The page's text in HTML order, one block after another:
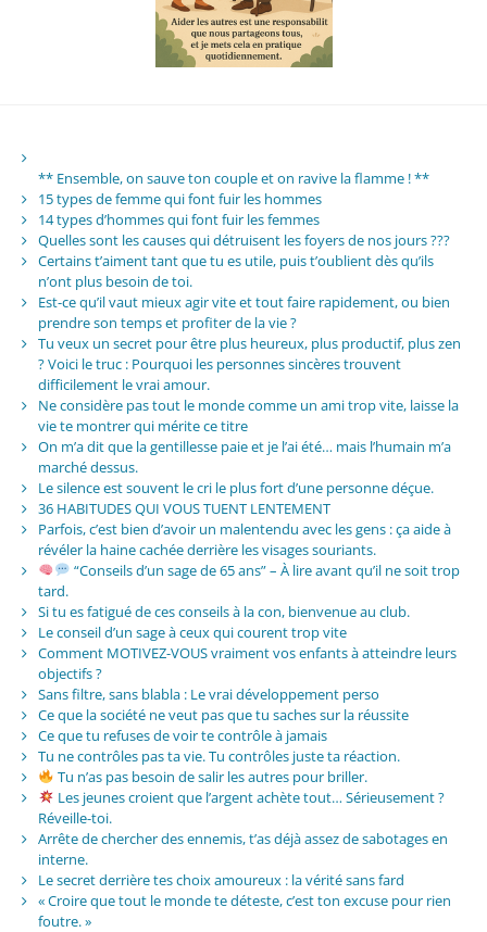
** Ensemble, on sauve ton couple et on ravive la flamme ! **
15 types de femme qui font fuir les hommes
14 types d’hommes qui font fuir les femmes
Quelles sont les causes qui détruisent les foyers de nos jours ???
Certains t’aiment tant que tu es utile, puis t’oublient dès qu’ils
n’ont plus besoin de toi.
Est-ce qu’il vaut mieux agir vite et tout faire rapidement, ou bien
prendre son temps et profiter de la vie ?
Tu veux un secret pour être plus heureux, plus productif, plus zen
? Voici le truc : Pourquoi les personnes sincères trouvent
difficilement le vrai amour.
Ne considère pas tout le monde comme un ami trop vite, laisse la
vie te montrer qui mérite ce titre
On m’a dit que la gentillesse paie et je l’ai été… mais l’humain m’a
marché dessus.
Le silence est souvent le cri le plus fort d’une personne déçue.
36 HABITUDES QUI VOUS TUENT LENTEMENT
Parfois, c’est bien d’avoir un malentendu avec les gens : ça aide à
révéler la haine cachée derrière les visages souriants.
“Conseils d’un sage de 65 ans” – À lire avant qu’il ne soit trop
tard.
Si tu es fatigué de ces conseils à la con, bienvenue au club.
Le conseil d’un sage à ceux qui courent trop vite
Comment MOTIVEZ-VOUS vraiment vos enfants à atteindre leurs
objectifs ?
Sans filtre, sans blabla : Le vrai développement perso
Ce que la société ne veut pas que tu saches sur la réussite
Ce que tu refuses de voir te contrôle à jamais
Tu ne contrôles pas ta vie. Tu contrôles juste ta réaction.
Tu n’as pas besoin de salir les autres pour briller.
Les jeunes croient que l’argent achète tout… Sérieusement ?
Réveille-toi.
Arrête de chercher des ennemis, t’as déjà assez de sabotages en
interne.
Le secret derrière tes choix amoureux : la vérité sans fard
« Croire que tout le monde te déteste, c’est ton excuse pour rien
foutre. »